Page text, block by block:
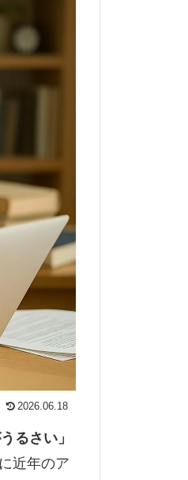
2026.06.18
るさい」
近年のア